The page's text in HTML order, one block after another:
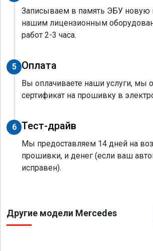
Записываем в память ЭБУ новую
нашим лицензионным
работ 2-3 часа.
5 Оплата
Вы оплачиваете наши услуги, мы
сертификат на прошивку в
6 Тест-драйв
Мы предоставляем 14 дней на
прошивки, и денег (если ваш
исправен).
Другие модели Mercedes